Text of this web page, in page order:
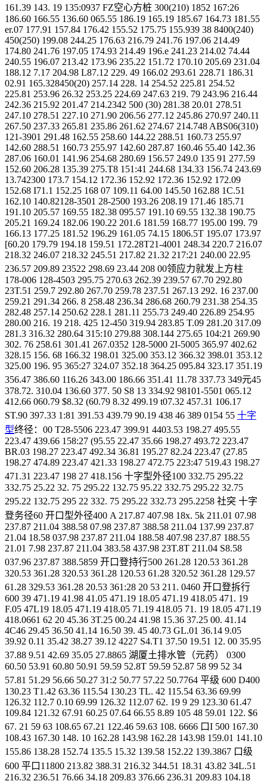
161.39 143. 19 135:0937 FZ空心方桩 300(210) 1852 167:26
186.60 166.55 136.60 065.55 186.19 165.19 185.67 164.73 181.55
er.07 177.91 157.84 176.42 155.52 175.75 155.939 38 8400(240)
450(250) 199.08 244.25 176.63 216.79 241.76 197.06 214.49
174.80 241.76 197.05 174.93 214.49 196.e 241.23 214.02 74.44
240.55 196.07 213.42 173.96 235.22 151.72 170.10 205.69 231.04
188.12 7.17 204.98 L87.12 229. 49 166.02 293.61 228.71 186.31
02.91 165.328450(20) 257.14 228. 14 254.52 225.81 254.52
225.81 253.96 26.32 253.25 224.69 247.63 219. 79 243.96 216.44
242.36 215.92 201.47 214.2342 500 (30) 281.38 20.01 278.51
247.10 278.51 227.10 271.90 206.56 277.12 245.86 270.97 240.11
267.50 237.33 265.81 235.86 261.62 274.67 214.748 ABS06(310)
121-3901 291.48 162.55 258.60 144.22 288.51 160.73 255.97
142.60 288.51 160.73 255.97 142.60 287.87 160.46 55.40 142.36
287.06 160.01 141.96 254.68 280.69 156.57 249.0 135 91 277.59
152.60 206.28 135.39 275.T8 151:41 244.68 134.33 156.74 243.69
13.742300 173.7 154.12 172.36 152.92 172.36 152.92 172.09
152.68 I71.1 152.25 168 07 109.11 64.00 145.50 162.88 1C.51
162.10 140.82128-3501 28-2500 193.26 208.19 171.46 185.71
191.10 205.57 169.55 182.38 095.57 191.10 69.55 132.38 190.75
205.21 169.24 182.06 190.22 201.6 181.59 168.77 195.00 199. 79
166.13 177.25 181.52 196.29 161.05 74.15 1806.5T 195.07 173.97
[60.20 179.79 194.18 159.51 172.28T21-4001 248.34 220.7 216.07
218.32 246.07 218.32 245.51 217.82 21.32 217:21 240.00 22.95
236.57 209.89 23522 298.69 23.44 208 00领应力就发上方柱
178-006 128-4503 295.75 270.63 262.39 239.57 67.70 292.80
23T.51 259.7 292.80 267.70 259.78 237.51 267.13 292. 16 237.00
259.21 291.34 266. 8 258.48 236.34 286.68 260.79 231.38 254.35
282.48 257.14 250.62 228.1 281.11 255.73 249.40 226.89 254.95
280.00 216. 19 218. 425 12-450 319.94 283.85 T.09 281.20 317.09
281.3 316.32 280.64 315:10 279.88 308.144 275.65 104:21 269.90
302. 76 258.61 301.41 267.0352 128-5000 2I-5005 365.97 402.62
328.15 156. 68 166.32 198.01 325.00 353.12 366.32 398.01 353.12
325.00 196. 95 365:27 324.07 352.18 364.25 095.84 323.17 351.19
356.47 386.60 116.26 343.00 186.66 351.41 11.78 337.73 349元45
378.72. 310.04 136.60 377. 50 S8 13 334.92 98101-5501 065.12
412.66 060.79 $8.32 (60.79 8.32 499.19 t07.32 457.31 106.17
ST.90 397.33 1:81 391.53 439.79 90.19 438 46 389 0154 55 十字
型终径：00 T28-5506 223.47 399.91 4403.53 198.27 495.55
223.47 439.66 158:27 (95.55 22.47 35.66 198.27 493.72 223.47
BR.03 198.27 223.47 492.34 36.81 195.27 82.24 223.47 (27.85
198.27 474.89 223.47 421.33 198.27 472.75 223:47 519.43 198.27
471.31 223.47 198 27 418.156 十字型外径100 332.75 295.22
332.75 25.22 32. 75 295.22 132.75 95.22 332.75 295.22 32.75
295.22 132.75 295 22 332. 75 295.22 332.73 295.2258 社突 十字
登务径60 开口型外径400 A 217.87 407.98 18x. 5k 211.01 07.98
237.87 211.04 388.58 07.98 237.87 388.58 211.04 137.99 237.87
21.04 18.58 037.98 237.87 211.04 188.58 407.98 237.87 188.55
21.01 7.98 237.87 211.04 383.58 437.98 23T.8T 211.04 S8.58
037.96 237.87 388.5859 开口登持行500 261.28 120.53 361.28
320.53 361.28 320.53 361.28 120.53 61.28 320.52 361.28 129.57
61.28 329.53 361.28 20.53 361:28 20 53 211. 0460 开口登拆行
600 39 471.19 41.98 41.05 471.19 18.05 471.19 418.05 471. 19
F.05 47L19 18.05 471.19 418.05 71.19 418.05 71. 19 18.05 471.19
418.0661 62 20 45.36 3T.25 00.24 41.98 15.36 37.25 00. 41.14
4C46 29.45 36.50 41.14 16.50 39. 45 40.73 GL.01 36.14 9.05
39.92 0.11 35.42 38.27 39.12 4227 S4.T1 37.50 19.51 12. 00 35.95
37.88 9.51 42.69 35.05 27.8865 湖厦土排水管（元药） 0300
60.50 53.91 60.80 50.91 59.59 52.8T 59.59 52.87 58 99 52 34
57.81 51.29 56.66 50.27 31:2 50.77 57.22 50.7764 平级 600 D400
130.23 T1.42 63.36 115.54 130.23 TL. 42 115.54 63.36 69.99
126.32 112.7 0.10 69.99 126.32 112.07 62. 19 9 29 123.30 61.47
109.84 121.32 67.91 60.25 07.64 66.55 8.89 105 48 59.01 122. $6
67. 21 59 63 108.65 67.21 122.46 59.63 108. 6666 口I 500 167.30
108.43 167.30 148. 10 162.28 143.98 162.28 143.98 159.01 141.10
155.86 138.28 152.74 135.5 15.32 139.58 152.22 139.3867 口级
600 平口11800 213.82 388.31 216.32 344.51 18.31 43.82 34L.51
216.32 236.51 76.66 34.18 209.83 376.66 236.31 209.83 104.18